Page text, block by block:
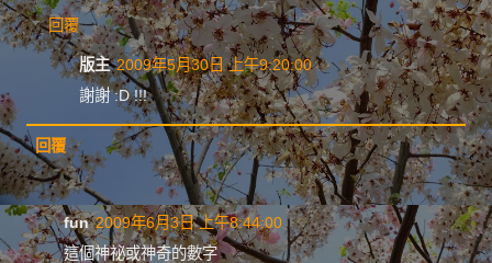
回覆
版主 2009年5月30日 上午9:20:00
謝謝 :D !!!
回覆
fun 2009年6月3日 上午8:44:00
這個神祕或神奇的數字